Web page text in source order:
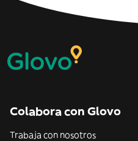
Colabora con Glovo
Trabaja con nosotros